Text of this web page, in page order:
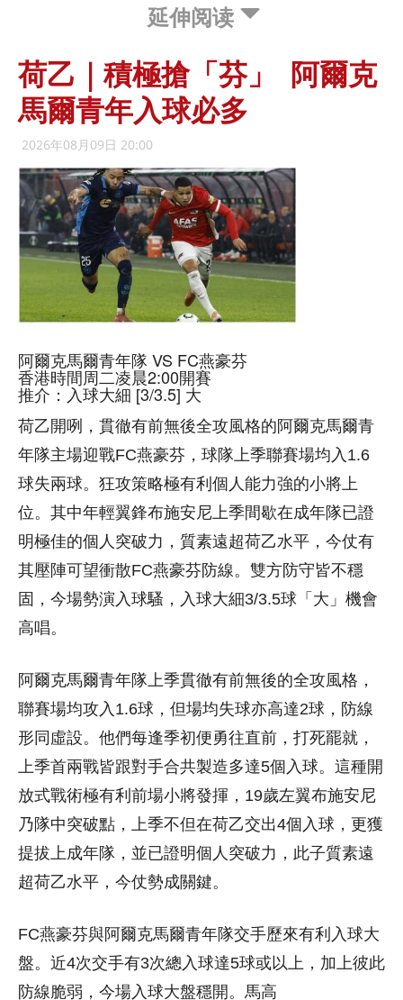
延伸阅读
荷乙｜積極搶「芬」 阿爾克
馬爾青年入球必多
2026年08月09日 20:00
阿爾克馬爾青年隊 VS FC燕豪芬
香港時間周二凌晨2:00開賽
推介：入球大細 [3/3.5] 大
荷乙開咧，貫徹有前無後全攻風格的阿爾克馬爾青
年隊主場迎戰FC燕豪芬，球隊上季聯賽場均入1.6
球失兩球。狂攻策略極有利個人能力強的小將上
位。其中年輕翼鋒布施安尼上季間歇在成年隊已證
明極佳的個人突破力，質素遠超荷乙水平，今仗有
其壓陣可望衝散FC燕豪芬防線。雙方防守皆不穩
固，今場勢演入球騷，入球大細3/3.5球「大」機會
高唱。
阿爾克馬爾青年隊上季貫徹有前無後的全攻風格，
聯賽場均攻入1.6球，但場均失球亦高達2球，防線
形同虛設。他們每逢季初便勇往直前，打死罷就，
上季首兩戰皆跟對手合共製造多達5個入球。這種開
放式戰術極有利前場小將發揮，19歲左翼布施安尼
乃隊中突破點，上季不但在荷乙交出4個入球，更獲
提拔上成年隊，並已證明個人突破力，此子質素遠
超荷乙水平，今仗勢成關鍵。
FC燕豪芬與阿爾克馬爾青年隊交手歷來有利入球大
盤。近4次交手有3次總入球達5球或以上，加上彼此
防線脆弱，今場入球大盤穩開。馬高